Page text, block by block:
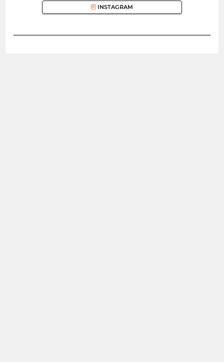
INSTAGRAM